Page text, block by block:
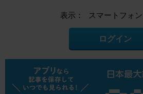
表示： スマートフォン
ログイン